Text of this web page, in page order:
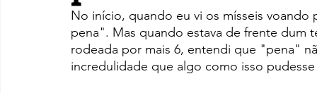
No início, quando eu vi os mísseis voando
pena". Mas quando estava de frente dum
rodeada por mais 6, entendi que "pena"
incredulidade que algo como isso